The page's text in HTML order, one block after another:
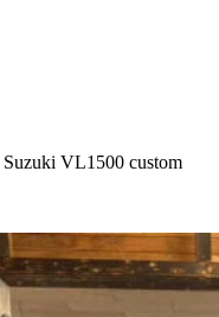
Suzuki VL1500 custom